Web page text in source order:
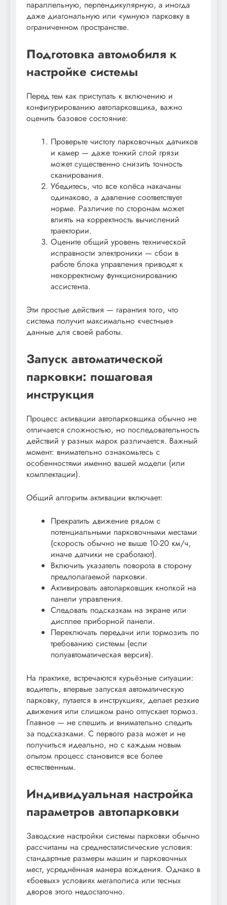
параллельную, перпендикулярную, а иногда
даже диагональную или «умную» парковку в
ограниченном пространстве.
Подготовка автомобиля к
настройке системы
Перед тем как приступать к включению и
конфигурированию автопарковщика, важно
оценить базовое состояние:
Проверьте чистоту парковочных датчиков
и камер — даже тонкий слой грязи
может существенно снизить точность
сканирования.
Убедитесь, что все колёса накачаны
одинаково, а давление соответствует
норме. Различие по сторонам может
влиять на корректность вычислений
траектории.
Оцените общий уровень технической
исправности электроники — сбои в
работе блока управления приводят к
некорректному функционированию
ассистента.
Эти простые действия — гарантия того, что
система получит максимально «честные»
данные для своей работы.
Запуск автоматической
парковки: пошаговая
инструкция
Процесс активации автопарковщика обычно не
отличается сложностью, но последовательность
действий у разных марок различается. Важный
момент: внимательно ознакомьтесь с
особенностями именно вашей модели (или
комплектации).
Общий алгоритм активации включает:
Прекратить движение рядом с
потенциальными парковочными местами
(скорость обычно не выше 10-20 км/ч,
иначе датчики не сработают).
Включить указатель поворота в сторону
предполагаемой парковки.
Активировать автопарковщик кнопкой на
панели управления.
Следовать подсказкам на экране или
дисплее приборной панели.
Переключать передачи или тормозить по
требованию системы (если
полуавтоматическая версия).
На практике, встречаются курьёзные ситуации:
водитель, впервые запуская автоматическую
парковку, путается в инструкциях, делает резкие
движения или слишком рано отпускает тормоз.
Главное — не спешить и внимательно следить
за подсказками. С первого раза может и не
получиться идеально, но с каждым новым
опытом процесс становится все более
естественным.
Индивидуальная настройка
параметров автопарковки
Заводские настройки системы парковки обычно
рассчитаны на среднестатистические условия:
стандартные размеры машин и парковочных
мест, усреднённая манера вождения. Однако в
«боевых» условиях мегаполиса или тесных
дворов этого недостаточно.